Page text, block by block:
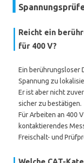
Reicht ein
für 400 V?
Ein berührungsloser
Spannung zu
Er ist aber nicht
sicher zu bestätigen.
Für Arbeiten an 400
kontaktierendes
Freischalt- und